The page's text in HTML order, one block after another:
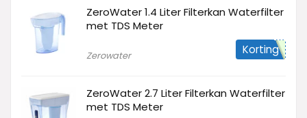
ZeroWater 1.4 Liter Filterkan Waterfilter
met TDS Meter
Zerowater Korting
ZeroWater 2.7 Liter Filterkan Waterfilter
met TDS Meter